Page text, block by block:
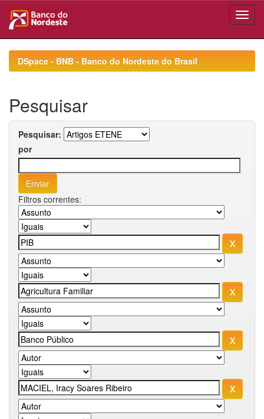
navigationDSpace - BNB - Banco do Nordeste do Brasil
Pesquisar
Pesquisar:
por
Filtros correntes: